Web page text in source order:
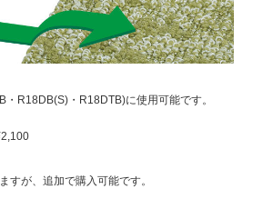
・R18DB(S)・R18DTB)に使用可能です。
2,100
すが、追加で購入可能です。